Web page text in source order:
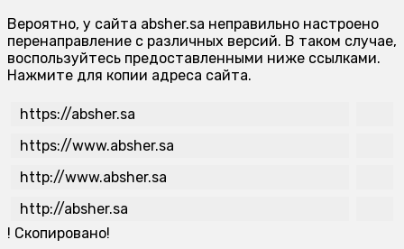
Вероятно, у сайта absher.sa неправильно настроено
перенаправление с различных версий. В таком случае,
воспользуйтесь предоставленными ниже ссылками.
Нажмите для копии адреса сайта.
https://absher.sa
https://www.absher.sa
http://www.absher.sa
http://absher.sa
! Скопировано!